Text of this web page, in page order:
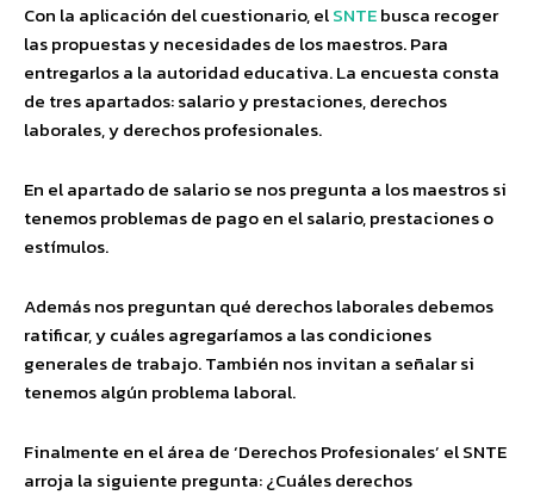
Con la aplicación del cuestionario, elSNTEbusca recoger
las propuestas y necesidades de los maestros. Para
entregarlos a la autoridad educativa. La encuesta consta
de tres apartados: salario y prestaciones, derechos
laborales, y derechos profesionales.
En el apartado de salario se nos pregunta a los maestros si
tenemos problemas de pago en el salario, prestaciones o
estímulos.
Además nos preguntan qué derechos laborales debemos
ratificar, y cuáles agregaríamos a las condiciones
generales de trabajo. También nos invitan a señalar si
tenemos algún problema laboral.
Finalmente en el área de ‘Derechos Profesionales’ el SNTE
arroja la siguiente pregunta: ¿Cuáles derechos